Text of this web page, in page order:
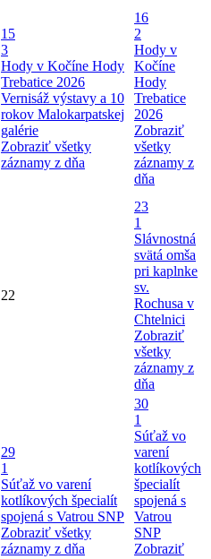
15
3
Hody v Kočíne Hody
Trebatice 2026
Vernisáž výstavy a 10
rokov Malokarpatskej
galérie
Zobraziť všetky
záznamy z dňa
16
2
Hody v
Kočíne
Hody
Trebatice
2026
Zobraziť
všetky
záznamy z
dňa
22
23
1
Slávnostná
svätá omša
pri kaplnke
sv.
Rochusa v
Chtelnici
Zobraziť
všetky
záznamy z
dňa
29
1
Súťaž vo varení
kotlíkových špecialít
spojená s Vatrou SNP
Zobraziť všetky
záznamy z dňa
30
1
Súťaž vo
varení
kotlíkových
špecialít
spojená s
Vatrou
SNP
Zobraziť